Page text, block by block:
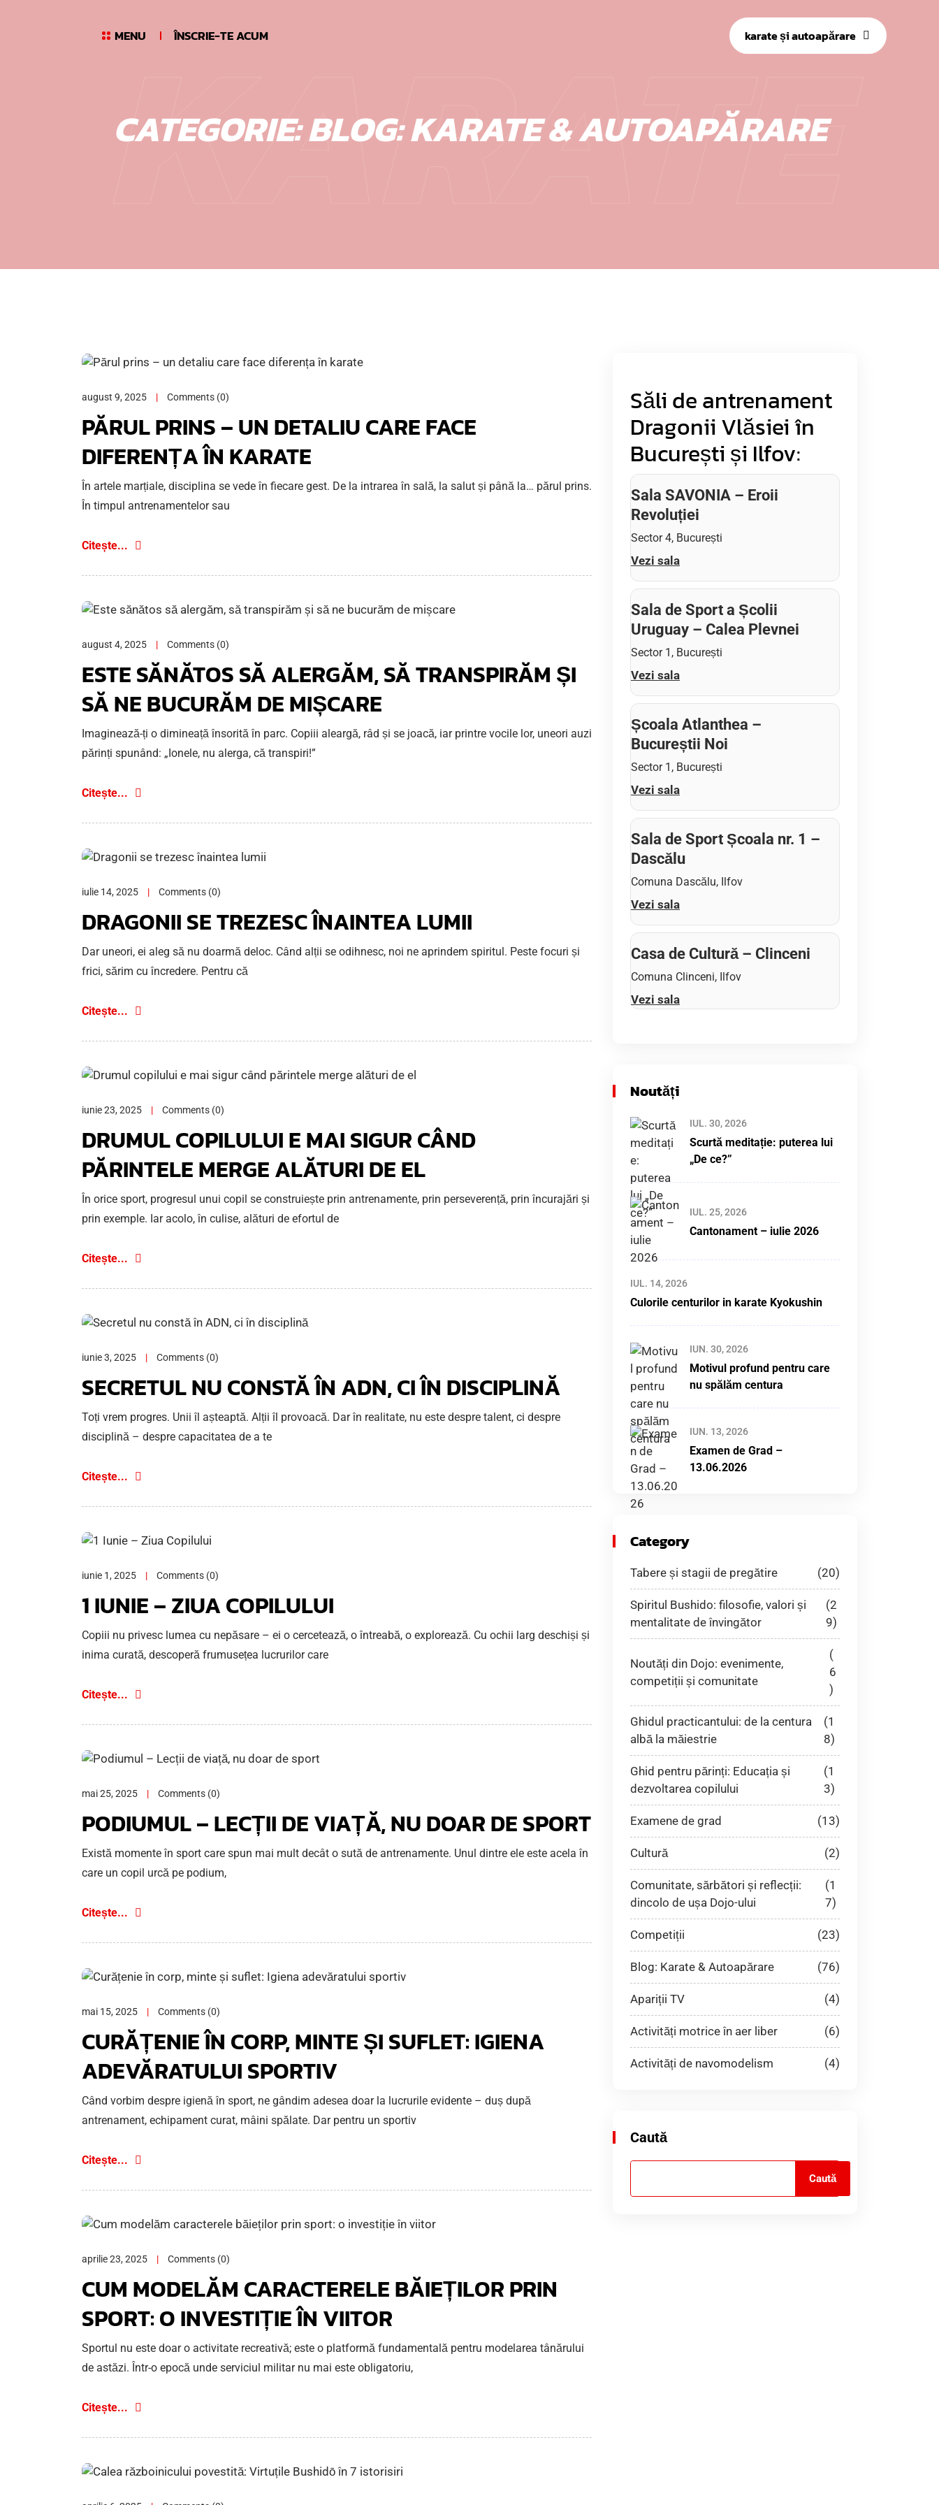
MENU ÎNSCRIE-TE ACUM karate și autoapărare
KARATE
CATEGORIE:BLOG: KARATE & AUTOAPĂRARE
august 9, 2025 Comments (0)
PĂRUL PRINS – UN DETALIU CARE FACE
DIFERENȚA ÎN KARATE
În artele marțiale, disciplina se vede în fiecare gest. De la intrarea în sală, la salut și până la… părul prins.
În timpul antrenamentelor sau
Citește...
august 4, 2025 Comments (0)
ESTE SĂNĂTOS SĂ ALERGĂM, SĂ TRANSPIRĂM ȘI
SĂ NE BUCURĂM DE MIȘCARE
Imaginează-ți o dimineață însorită în parc. Copiii aleargă, râd și se joacă, iar printre vocile lor, uneori auzi
părinți spunând: „Ionele, nu alerga, că transpiri!”
Citește...
iulie 14, 2025 Comments (0)
DRAGONII SE TREZESC ÎNAINTEA LUMII
Dar uneori, ei aleg să nu doarmă deloc. Când alții se odihnesc, noi ne aprindem spiritul. Peste focuri și
frici, sărim cu încredere. Pentru că
Citește...
iunie 23, 2025 Comments (0)
DRUMUL COPILULUI E MAI SIGUR CÂND
PĂRINTELE MERGE ALĂTURI DE EL
În orice sport, progresul unui copil se construiește prin antrenamente, prin perseverență, prin încurajări și
prin exemple. Iar acolo, în culise, alături de efortul de
Citește...
iunie 3, 2025 Comments (0)
SECRETUL NU CONSTĂ ÎN ADN, CI ÎN DISCIPLINĂ
Toți vrem progres. Unii îl așteaptă. Alții îl provoacă. Dar în realitate, nu este despre talent, ci despre
disciplină – despre capacitatea de a te
Citește...
iunie 1, 2025 Comments (0)
1 IUNIE – ZIUA COPILULUI
Copiii nu privesc lumea cu nepăsare – ei o cercetează, o întreabă, o explorează. Cu ochii larg deschiși și
inima curată, descoperă frumusețea lucrurilor care
Citește...
mai 25, 2025 Comments (0)
PODIUMUL – LECȚII DE VIAȚĂ, NU DOAR DE SPORT
Există momente în sport care spun mai mult decât o sută de antrenamente. Unul dintre ele este acela în
care un copil urcă pe podium,
Citește...
mai 15, 2025 Comments (0)
CURĂȚENIE ÎN CORP, MINTE ȘI SUFLET: IGIENA
ADEVĂRATULUI SPORTIV
Când vorbim despre igienă în sport, ne gândim adesea doar la lucrurile evidente – duș după
antrenament, echipament curat, mâini spălate. Dar pentru un sportiv
Citește...
aprilie 23, 2025 Comments (0)
CUM MODELĂM CARACTERELE BĂIEȚILOR PRIN
SPORT: O INVESTIȚIE ÎN VIITOR
Sportul nu este doar o activitate recreativă; este o platformă fundamentală pentru modelarea tânărului
de astăzi. Într-o epocă unde serviciul militar nu mai este obligatoriu,
Citește...
Săli de antrenament
Dragonii Vlăsiei în
București și Ilfov:
Sala SAVONIA – Eroii
Revoluției
Sector 4, București
Vezi sala
Sala de Sport a Școlii
Uruguay – Calea Plevnei
Sector 1, București
Vezi sala
Școala Atlanthea –
Bucureștii Noi
Sector 1, București
Vezi sala
Sala de Sport Școala nr. 1 –
Dascălu
Comuna Dascălu, Ilfov
Vezi sala
Casa de Cultură – Clinceni
Comuna Clinceni, Ilfov
Vezi sala
Noutăți
IUL. 30, 2026
Scurtă meditație: puterea lui
„De ce?”
IUL. 25, 2026
Cantonament – iulie 2026
IUL. 14, 2026
Culorile centurilor in karate Kyokushin
IUN. 30, 2026
Motivul profund pentru care
nu spălăm centura
IUN. 13, 2026
Examen de Grad –
13.06.2026
Category
Tabere și stagii de pregătire (20)
Spiritul Bushido: filosofie, valori și
mentalitate de învingător
(2
9)
Noutăți din Dojo: evenimente,
competiții și comunitate
(
6
)
Ghidul practicantului: de la centura
albă la măiestrie
(1
8)
Ghid pentru părinți: Educația și
dezvoltarea copilului
(1
3)
Examene de grad (13)
Cultură (2)
Comunitate, sărbători și reflecții:
dincolo de ușa Dojo-ului
(1
7)
Competiții (23)
Blog: Karate & Autoapărare (76)
Apariții TV (4)
Activități motrice în aer liber (6)
Activități de navomodelism (4)
Caută
Caută